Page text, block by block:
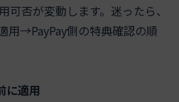
可否が変動します。迷ったら、
用→PayPay側の特典確認の順
に適用